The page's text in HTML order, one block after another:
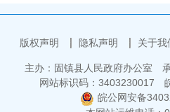
版权声明 隐私声明 关于我
主办：固镇县人民政府办公室
网站标识码：3403230017
皖公网安备